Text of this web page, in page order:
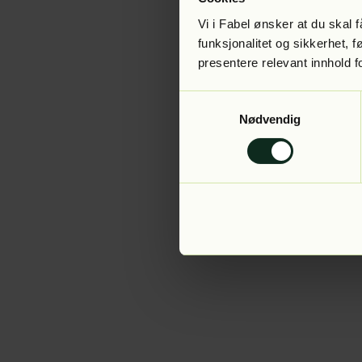
Vi i Fabel ønsker at du skal
funksjonalitet og sikkerhet,
presentere relevant innhold
Nødvendig
Application